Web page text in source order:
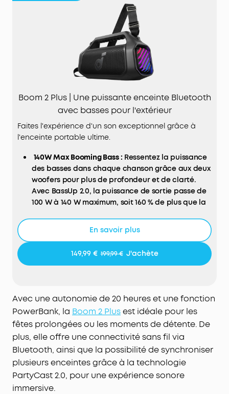
Boom 2 Plus | Une puissante enceinte Bluetooth
avec basses pour l'extérieur
Faites l'expérience d'un son exceptionnel grâce à
l'enceinte portable ultime.
140W Max Booming Bass : Ressentez la puissance
des basses dans chaque chanson grâce aux deux
woofers pour plus de profondeur et de clarté.
Avec BassUp️ 2.0, la puissance de sortie passe de
100 W à 140 W maximum, soit 160 % de plus que la
Clarté stéréo 2+2 :Les deux woofers de 50 W et les
des graves profonds, équilibrés par une
: Associée à un chargeur de 30 W, l'enceinte
d'extérieur Boom 2 Plus se recharge
complètement en seulement 3 heures et diffuse
de la musique pendant 20 heures. Et grâce au
PowerBank intégré, vous pouvez recharger votre
téléphone et vos autres appareils essentiels avec
une puissance de 10 W, où que vous soyez. (Le
temps de lecture peut varier en fonction du
niveau de volume et du contenu de la lecture).
En savoir plus
149,99 € 199,99 € J'achète
Avec une autonomie de 20 heures et une fonction
PowerBank, la Boom 2 Plusest idéale pour les
fêtes prolongées ou les moments de détente. De
plus, elle offre une connectivité sans fil via
Bluetooth, ainsi que la possibilité de synchroniser
plusieurs enceintes grâce à la technologie
PartyCast 2.0, pour une expérience sonore
immersive.